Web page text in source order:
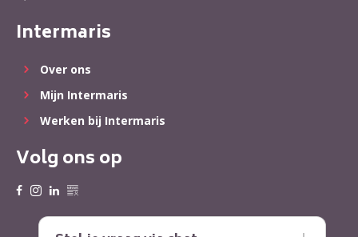
Intermaris
Over ons
Mijn Intermaris
Werken bij Intermaris
Volg ons op